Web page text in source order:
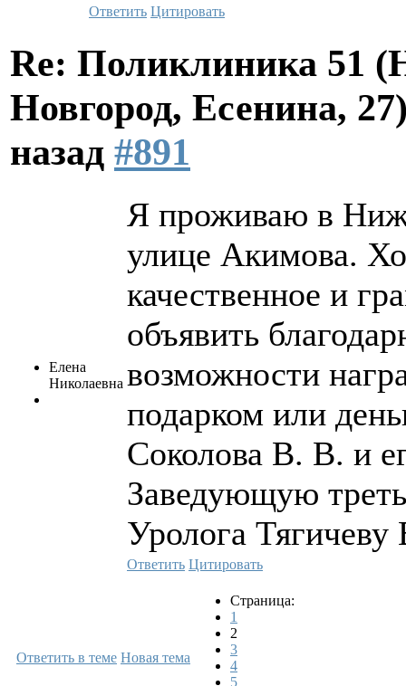
Ответить Цитировать
Re: Поликлиника 51
Новгород, Есенина,
назад #891
Елена
Николаевна
Я проживаю в
улице Акимова.
качественное и
объявить
возможности
подарком или
Соколова В. В. и
Заведующую
Уролога
Ответить Цитировать
Ответить в теме Новая тема
Страница:
1
2
3
4
5